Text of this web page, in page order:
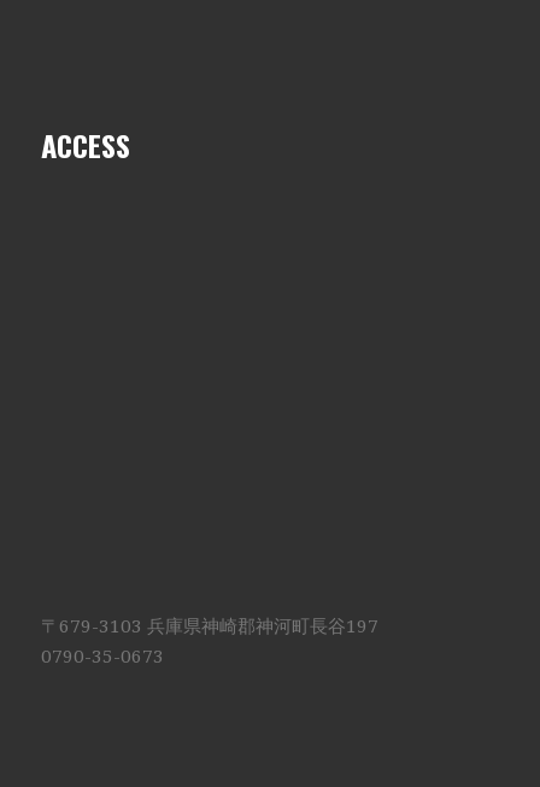
ACCESS
〒679-3103 兵庫県神崎郡神河町長谷197
0790-35-0673